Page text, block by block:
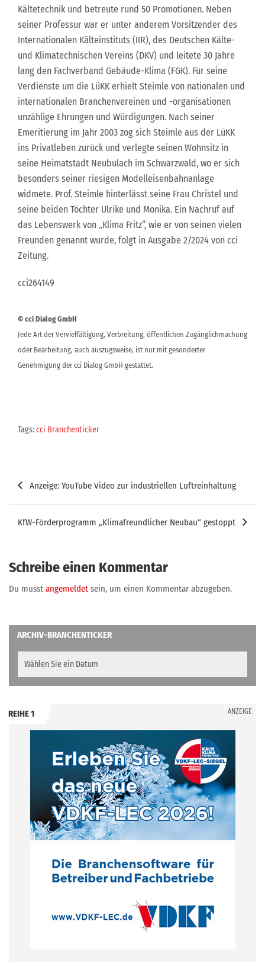
Kältetechnik und betreute rund 50 Promotionen. Neben
seiner Professur war er unter anderem Vorsitzender des
Internationalen Kälteinstituts (IIR), des Deutschen Kälte-
und Klimatechnischen Vereins (DKV) und leitete 30 Jahre
lang den Fachverband Gebäude-Klima (FGK). Für seine
Verdienste um die LüKK erhielt Steimle von nationalen und
internationalen Branchenvereinen und -organisationen
unzählige Ehrungen und Würdigungen. Nach seiner
Emeritierung im Jahr 2003 zog sich Steimle aus der LüKK
ins Privatleben zurück und verlegte seinen Wohnsitz in
seine Heimatstadt Neubulach im Schwarzwald, wo er sich
besonders seiner riesigen Modelleisenbahnanlage
widmete. Prof. Steimle hinterlässt seine Frau Christel und
seine beiden Töchter Ulrike und Monika. Ein Nachruf auf
das Lebenswerk von „Klima Fritz“, wie er von seinen vielen
Freunden genannt wurde, folgt in Ausgabe 2/2024 von cci
Zeitung.
cci264149
© cci Dialog GmbH
Jede Art der Vervielfältigung, Verbreitung, öffentlichen Zugänglichmachung
oder Bearbeitung, auch auszugsweise, ist nur mit gesonderter
Genehmigung der cci Dialog GmbH gestattet.
Tags:cci Branchenticker
Beitragsnavigation
Anzeige: YouTube Video zur industriellen Luftreinhaltung
KfW-Förderprogramm „Klimafreundlicher Neubau“ gestoppt
Schreibe einen Kommentar
Du musst angemeldet sein, um einen Kommentar abzugeben.
ARCHIV-BRANCHENTICKER
REIHE 1 ANZEIGE